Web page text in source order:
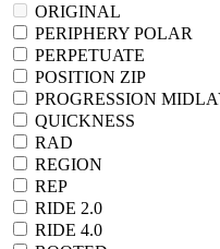
ORIGINAL
PERIPHERY POLAR
PERPETUATE
POSITION ZIP
PROGRESSION
QUICKNESS
RAD
REGION
REP
RIDE 2.0
RIDE 4.0